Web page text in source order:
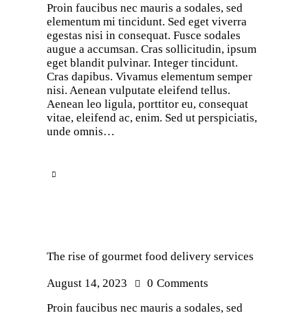
Proin faucibus nec mauris a sodales, sed
elementum mi tincidunt. Sed eget viverra
egestas nisi in consequat. Fusce sodales
augue a accumsan. Cras sollicitudin, ipsum
eget blandit pulvinar. Integer tincidunt.
Cras dapibus. Vivamus elementum semper
nisi. Aenean vulputate eleifend tellus.
Aenean leo ligula, porttitor eu, consequat
vitae, eleifend ac, enim. Sed ut perspiciatis,
unde omnis…
The rise of gourmet food delivery services
August 14, 2023 0 Comments
Proin faucibus nec mauris a sodales, sed